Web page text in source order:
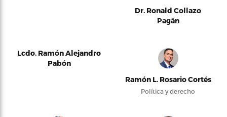
Dr. Ronald Collazo
Pagán
Lcdo. Ramón Alejandro
Pabón
Ramón L. Rosario Cortés
Política y derecho